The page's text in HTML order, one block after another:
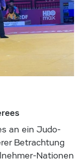
an ein Judo-
Betrachtung
Nationen